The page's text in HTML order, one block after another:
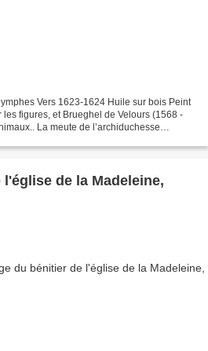
Vers 1623-1624 Huile sur bois Peint
figures, et Brueghel de Velours (1568 -
La meute de l’archiduchesse
de la Madeleine,